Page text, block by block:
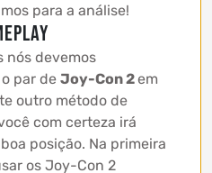
para a análise!
nós devemos
par de Joy-Con 2em
outro método de
com certeza irá
posição. Na primeira
os Joy-Con 2